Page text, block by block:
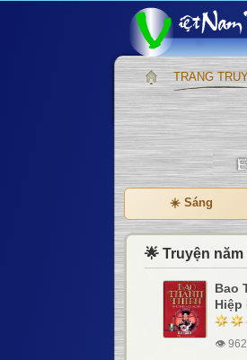
TRANG
☀️ Sáng
🌟 Truyện năm
Bao
Hiệp
👁